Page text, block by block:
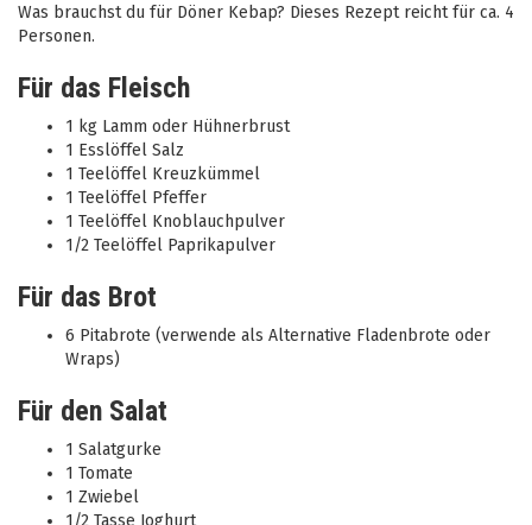
Was brauchst du für Döner Kebap? Dieses Rezept reicht für ca. 4
Personen.
Für das Fleisch
1 kg Lamm oder Hühnerbrust
1 Esslöffel Salz
1 Teelöffel Kreuzkümmel
1 Teelöffel Pfeffer
1 Teelöffel Knoblauchpulver
1/2 Teelöffel Paprikapulver
Für das Brot
6 Pitabrote (verwende als Alternative Fladenbrote oder
Wraps)
Für den Salat
1 Salatgurke
1 Tomate
1 Zwiebel
1/2 Tasse Joghurt